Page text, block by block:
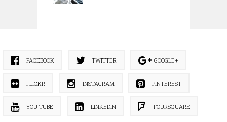
FACEBOOK TWITTER GOOGLE+
FLICKR INSTAGRAM PINTEREST
YOU TUBE LINKEDIN FOURSQUARE